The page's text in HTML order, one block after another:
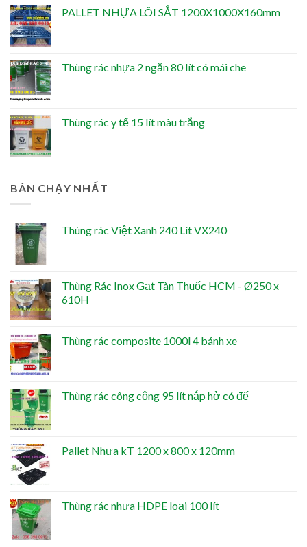
PALLET NHỰA LÕI SẮT 1200X1000X160mm
Thùng rác nhựa 2 ngăn 80 lít có mái che
Thùng rác y tế 15 lít màu trắng
BÁN CHẠY NHẤT
Thùng rác Việt Xanh 240 Lít VX240
Thùng Rác Inox Gạt Tàn Thuốc HCM - Ø250 x
610H
Thùng rác composite 1000l 4 bánh xe
Thùng rác công cộng 95 lít nắp hở có đế
Pallet Nhựa kT 1200 x 800 x 120mm
Thùng rác nhựa HDPE loại 100 lít